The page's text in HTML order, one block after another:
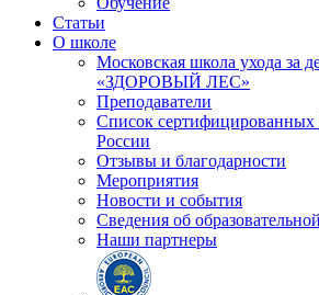
Статьи
О школе
Московская школа ухода за
«ЗДОРОВЫЙ ЛЕС»
Преподаватели
Список сертифицированных
России
Отзывы и благодарности
Мероприятия
Новости и события
Сведения об
Наши партнеры